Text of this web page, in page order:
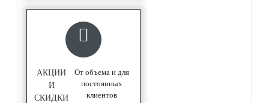
АКЦИИ
И
СКИДКИ
От объема и для
постоянных
клиентов